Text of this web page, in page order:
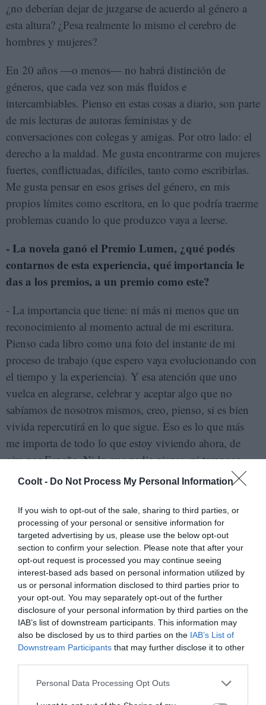
Coolt - Do Not Process My Personal Information
If you wish to opt-out of the sale, sharing to third parties, or
processing of your personal or sensitive information for
targeted advertising by us, please use the below opt-out
section to confirm your selection. Please note that after your
opt-out request is processed you may continue seeing
interest-based ads based on personal information utilized by
us or personal information disclosed to third parties prior to
your opt-out. You may separately opt-out of the further
disclosure of your personal information by third parties on the
IAB’s list of downstream participants. This information may
also be disclosed by us to third parties on the IAB’s List of
Downstream Participants that may further disclose it to other
Personal Data Processing Opt Outs
¿no deberían dejar de juzgarse de acuerdo al género a
esta altura? ¿Pesa realmente lo mismo el cerebro de
hombres y mujeres?
En 20 años —o menos— no habrá distinción de
géneros, que cada vez son más fluidos e
intercambiables. Pienso en estas cosas a diario, son parte
de mis lecturas de autoras feministas y de
conversaciones con colegas y amigas. Por otro lado: el
derecho a la maldad. Me gusta encontrarme con mujeres
fuertes, conflictuadas, difíciles, tanto como escribirlas.
Me gusta pensar en esos grises del género, en mis
propios límites como escritora, en lo que podría traerme
problemas cuando lo que produzco vaya a leerse.
- La novela ganó el Premio Lumen, ¿qué podés
contarnos de esta experiencia, qué importancia le
das a los premios, a un premio como este?
- La importancia que tiene: ni más ni menos que un
reconocimiento al momento actual de mi escritura.
Pienso cada libro como una foto del instante de mi
proceso de trabajo (que espero vaya evolucionando con
el tiempo y la experiencia). Y esa atención que uno
vuelca en alegrarse, celebrar y aceptar algo que no
sabíamos de nosotros mismos, creo, pienso, si es bien
vivida repercutirá en lo que sigue. Eso es lo que más
me importa de todo lo que estoy viviendo ahora, de
gira por España. Ni lo que nadie piense, ni tampoco
mucho lo que se diga, sino lo que va a pesar cuando
reconocimiento en mi escritura venidera, en las nuevas
ideas de libros que hoy no imagino pero que sé —como
supe siempre— que voy a escribir.
Venías escribiendo poesía, cuentos, también
ensayos. ¿Cómo te llevás con la novela?
- Escribí siempre poesía, desde niña. No pierdo esa
compañía, no dejo que la poesía me deje. Tampoco la
convoco, aparece sola de vez en cuando. Me acompaña
en los procesos vitales y en los largos mojones que
implica escribir una novela, género que me resulta más
trabajoso y cuesta arriba. Entre una novela y la